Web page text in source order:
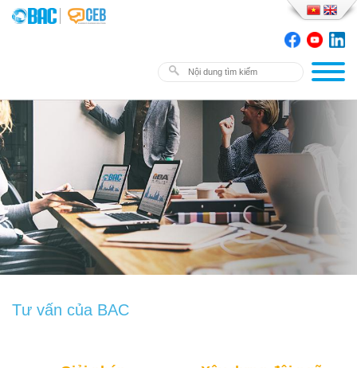
Tư vấn của BAC